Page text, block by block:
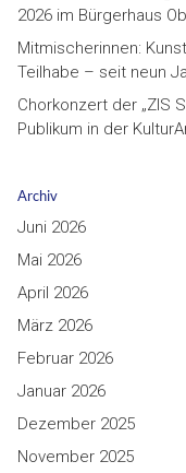
2026 im Bürgerhaus
Mitmischerinnen:
Teilhabe – seit neun
Chorkonzert der „ZIS
Publikum in der
Archiv
Juni 2026
Mai 2026
April 2026
März 2026
Februar 2026
Januar 2026
Dezember 2025
November 2025